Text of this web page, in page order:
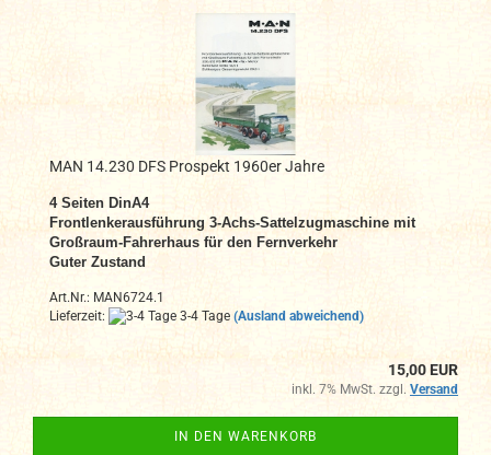
MAN 14.230 DFS Prospekt 1960er Jahre
4 Seiten DinA4
Frontlenkerausführung 3-Achs-Sattelzugmaschine mit
Großraum-Fahrerhaus für den Fernverkehr
Guter Zustand
Art.Nr.: MAN6724.1
Lieferzeit:
3-4 Tage (Ausland abweichend)
15,00 EUR
inkl. 7% MwSt. zzgl. Versand
IN DEN WARENKORB